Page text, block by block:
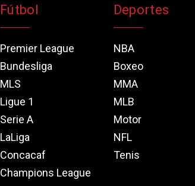
Fútbol
Premier League
Bundesliga
MLS
Ligue 1
Serie A
LaLiga
Concacaf
Champions League
Deportes
NBA
Boxeo
MMA
MLB
Motor
NFL
Tenis